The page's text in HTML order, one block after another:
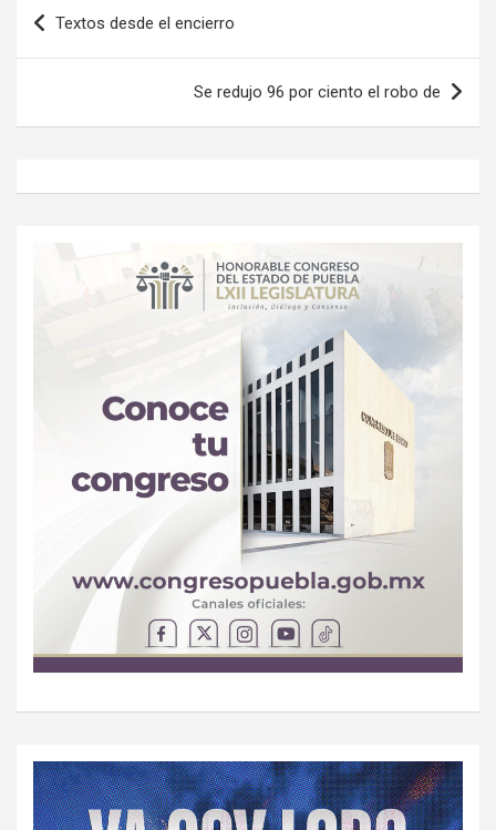
de
Textos desde el encierro
Se redujo 96 por ciento el robo de